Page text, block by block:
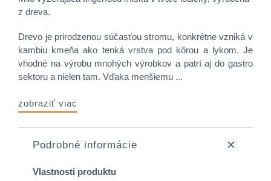
z dreva.
Drevo je prirodzenou súčasťou stromu, konkrétne vzniká v
kambiu kmeňa ako tenká vrstva pod kôrou a lykom. Je
vhodné na výrobu mnohých výrobkov a patrí aj do gastro
sektoru a nielen tam. Vďaka menšiemu ...
zobraziť viac
Podrobné informácie
Vlastnosti produktu